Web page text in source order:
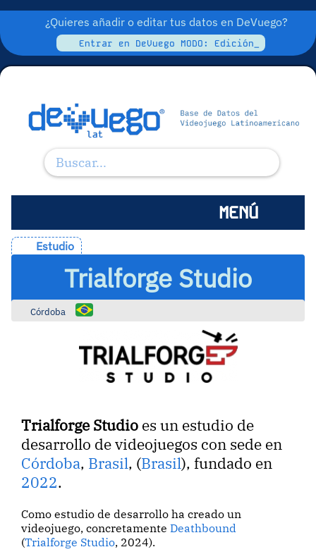
¿Quieres añadir o editar tus datos en DeVuego?
Entrar en DeVuego MODO: Edición_
MENÚ
Estudio
Trialforge Studio
Córdoba
Trialforge Studio es un estudio de
desarrollo de videojuegos con sede en
Córdoba, Brasil, (Brasil), fundado en
2022.
Como estudio de desarrollo ha creado un
videojuego, concretamenteDeathbound
(Trialforge Studio, 2024).